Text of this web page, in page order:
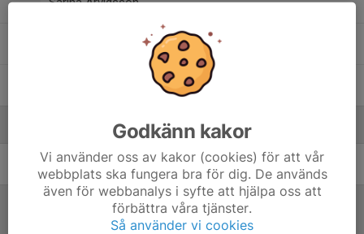
Savannah Johansson
Alex SvenssonAssisterande tränare
Godkänn kakor
Vi använder oss av kakor (cookies) för att vår
webbplats ska fungera bra för dig. De används
även för webbanalys i syfte att hjälpa oss att
förbättra våra tjänster.
Så använder vi cookies